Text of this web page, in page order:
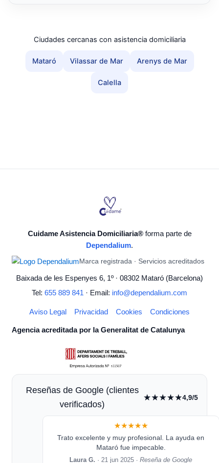
Ciudades cercanas con asistencia domiciliaria
Mataró Vilassar de Mar Arenys de Mar
Calella
Cuidame Asistencia Domiciliaria®forma parte de
Dependalium.
Marca registrada · Servicios acreditados
Baixada de les Espenyes 6, 1º · 08302 Mataró (Barcelona)
Tel: 655 889 841 · Email: info@dependalium.com
Aviso Legal Privacidad Cookies Condiciones
Agencia acreditada por la Generalitat de Catalunya
Reseñas de Google (clientes
verificados)
★★★★★4,9/5
★★★★★
Trato excelente y muy profesional. La ayuda en
Mataró fue impecable.
Laura G. · 21 jun 2025 ·Reseña de Google